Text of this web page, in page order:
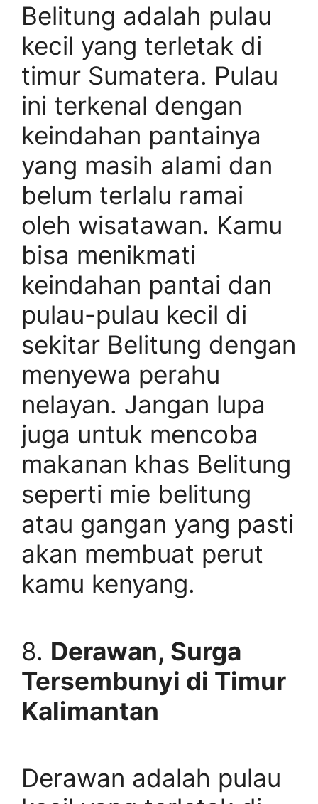
Belitung adalah pulau
kecil yang terletak di
timur Sumatera. Pulau
ini terkenal dengan
keindahan pantainya
yang masih alami dan
belum terlalu ramai
oleh wisatawan. Kamu
bisa menikmati
keindahan pantai dan
pulau-pulau kecil di
sekitar Belitung dengan
menyewa perahu
nelayan. Jangan lupa
juga untuk mencoba
makanan khas Belitung
seperti mie belitung
atau gangan yang pasti
akan membuat perut
kamu kenyang.
8. Derawan, Surga
Tersembunyi di Timur
Kalimantan
Derawan adalah pulau